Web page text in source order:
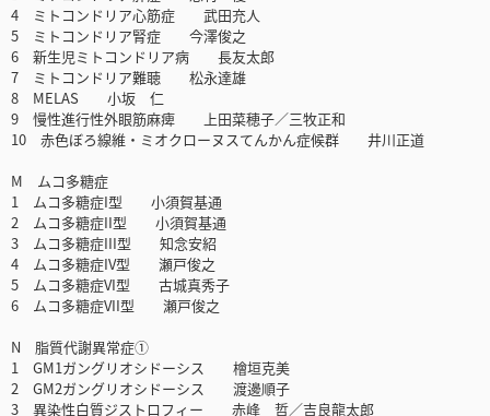
4 ミトコンドリア心筋症 武田充人
5 ミトコンドリア腎症 今澤俊之
6 新生児ミトコンドリア病 長友太郎
7 ミトコンドリア難聴 松永達雄
8 MELAS 小坂 仁
9 慢性進行性外眼筋麻痺 上田菜穂子／三牧正和
10 赤色ぼろ線維・ミオクローヌスてんかん症候群 井川正道
M ムコ多糖症
1 ムコ多糖症I型 小須賀基通
2 ムコ多糖症II型 小須賀基通
3 ムコ多糖症III型 知念安紹
4 ムコ多糖症IV型 瀬戸俊之
5 ムコ多糖症VI型 古城真秀子
6 ムコ多糖症VII型 瀬戸俊之
N 脂質代謝異常症①
1 GM1ガングリオシドーシス 檜垣克美
2 GM2ガングリオシドーシス 渡邊順子
3 異染性白質ジストロフィー 赤峰 哲／吉良龍太郎